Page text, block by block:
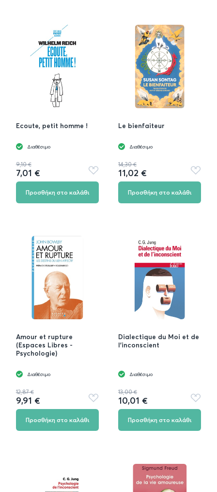
Ecoute, petit homme !
Διαθέσιμο
9,10 €
7,01 €
Προσθήκη
στα
Προσθήκη στο καλάθι
Le bienfaiteur
Διαθέσιμο
14,30 €
11,02 €
στα
Προσθήκη στο καλάθι
Amour et rupture
(Espaces Libres -
Psychologie)
Διαθέσιμο
12,87 €
9,91 €
Προσθήκη
στα
Προσθήκη στο καλάθι
Dialectique du Moi et de
l'inconscient
Διαθέσιμο
13,00 €
10,01 €
στα
Προσθήκη στο καλάθι